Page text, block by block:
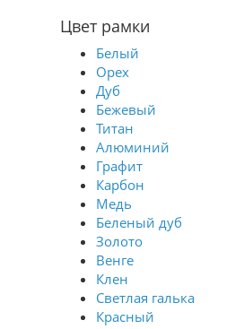
Цвет рамки
Белый
Орех
Дуб
Бежевый
Титан
Алюминий
Графит
Карбон
Медь
Беленый дуб
Золото
Венге
Клен
Светлая галька
Красный